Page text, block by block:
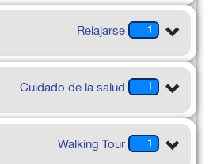
1
Relajarse
1
Cuidado de la salud
1
Walking Tour